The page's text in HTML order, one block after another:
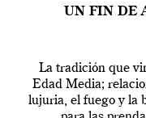
UN FIN DE
La tradición que
Edad Media;
lujuria, el fuego y la